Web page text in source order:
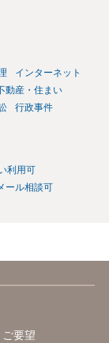
インターネット
動産・住まい
行政事件
利用可
ール相談可
ご要望